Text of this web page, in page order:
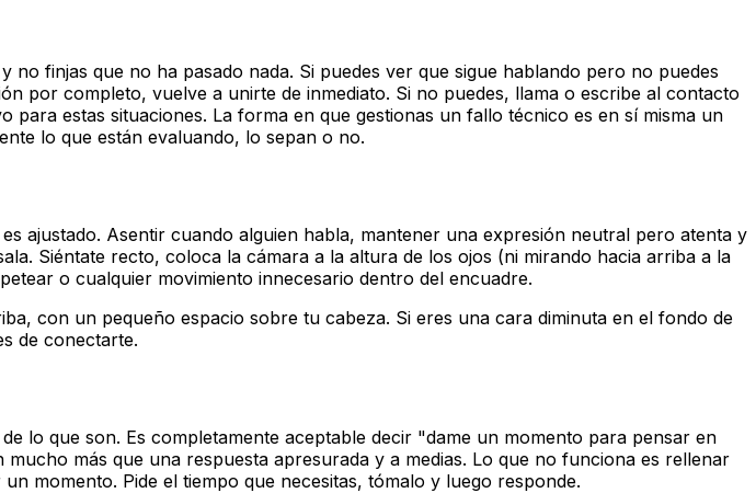
finjas que no ha pasado nada. Si puedes ver que sigue hablando pero no puedes
por completo, vuelve a unirte de inmediato. Si no puedes, llama o escribe al contacto
estas situaciones. La forma en que gestionas un fallo técnico es en sí misma un
lo que están evaluando, lo sepan o no.
ajustado. Asentir cuando alguien habla, mantener una expresión neutral pero atenta y
Siéntate recto, coloca la cámara a la altura de los ojos (ni mirando hacia arriba a la
o cualquier movimiento innecesario dentro del encuadre.
con un pequeño espacio sobre tu cabeza. Si eres una cara diminuta en el fondo de
de conectarte.
lo que son. Es completamente aceptable decir "dame un momento para pensar en
más que una respuesta apresurada y a medias. Lo que no funciona es rellenar
momento. Pide el tiempo que necesitas, tómalo y luego responde.